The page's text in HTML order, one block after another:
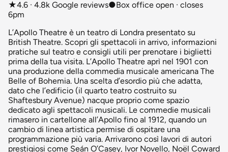
★4.6 · 4.8k Google reviews●Box office open · closes
6pm
L’Apollo Theatre è un teatro di Londra presentato su
British Theatre. Scopri gli spettacoli in arrivo, informazioni
pratiche sul teatro e consigli utili per prenotare i biglietti
prima della tua visita. L’Apollo Theatre aprì nel 1901 con
una produzione della commedia musicale americana The
Belle of Bohemia. Una scelta d’esordio più che adatta,
dato che l’edificio (il quarto teatro costruito su
Shaftesbury Avenue) nacque proprio come spazio
dedicato agli spettacoli musicali. Le commedie musicali
rimasero in cartellone all’Apollo fino al 1912, quando un
cambio di linea artistica permise di ospitare una
programmazione più varia. Arrivarono così lavori di autori
prestigiosi come Seán O’Casey, Ivor Novello, Noël Coward